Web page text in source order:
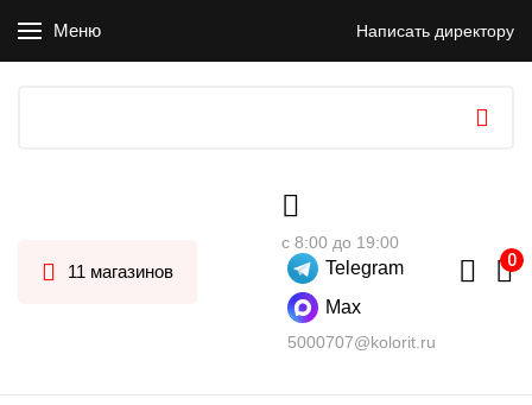
Меню Написать директору
11 магазинов
с 8:00 до 19:00
Telegram
Max
5000707@kolorit.ru